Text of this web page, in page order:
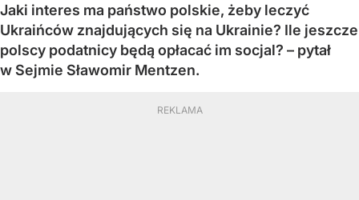
Jaki interes ma państwo polskie, żeby leczyć
Ukraińców znajdujących się na Ukrainie? Ile jeszcze
polscy podatnicy będą opłacać im socjal? – pytał
w Sejmie Sławomir Mentzen.